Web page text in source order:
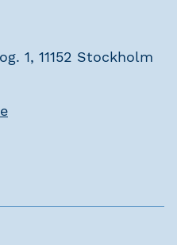
1, 11152 Stockholm